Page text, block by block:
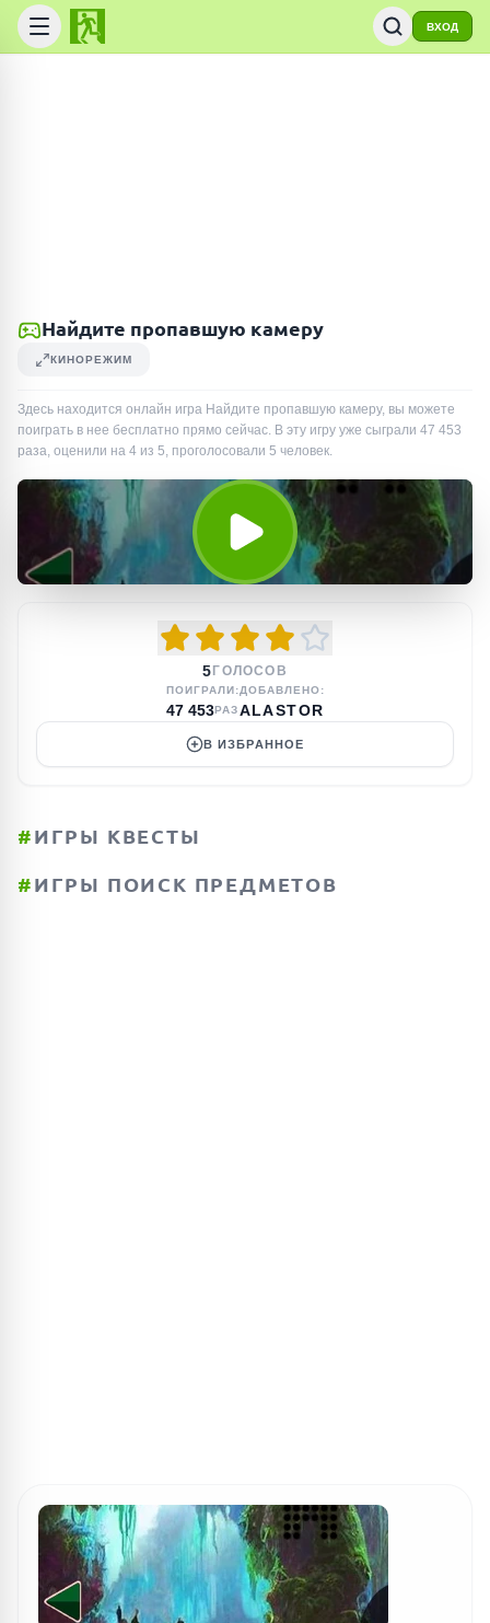
ВХОД
Найдите пропавшую камеру
КИНОРЕЖИМ
Здесь находится онлайн игра Найдите пропавшую камеру, вы можете
поиграть в нее бесплатно прямо сейчас. В эту игру уже сыграли 47 453
раза, оценили на 4 из 5, проголосовали 5 человек.
5 ГОЛОСОВ
ПОИГРАЛИ:
47 453РАЗ
ДОБАВЛЕНО:
ALASTOR
В ИЗБРАННОЕ
#ИГРЫ КВЕСТЫ
#ИГРЫ ПОИСК ПРЕДМЕТОВ